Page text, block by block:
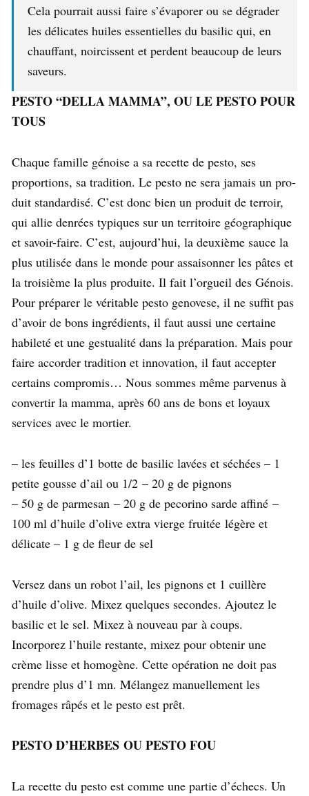
Cela pourrait aussi faire s’évaporer ou se dégrader
les délicates huiles essentielles du basilic qui, en
chauffant, noircissent et perdent beaucoup de leurs
saveurs.
PESTO “DELLA MAMMA”, OU LE PESTO POUR
TOUS
Chaque famille génoise a sa recette de pesto, ses
proportions, sa tradition. Le pesto ne sera jamais un pro-
duit standardisé. C’est donc bien un produit de terroir,
qui allie denrées typiques sur un territoire géographique
et savoir-faire. C’est, aujourd’hui, la deuxième sauce la
plus utilisée dans le monde pour assaisonner les pâtes et
la troisième la plus produite. Il fait l’orgueil des Génois.
Pour préparer le véritable pesto genovese, il ne suffit pas
d’avoir de bons ingrédients, il faut aussi une certaine
habileté et une gestualité dans la préparation. Mais pour
faire accorder tradition et innovation, il faut accepter
certains compromis… Nous sommes même parvenus à
convertir la mamma, après 60 ans de bons et loyaux
services avec le mortier.
– les feuilles d’1 botte de basilic lavées et séchées – 1
petite gousse d’ail ou 1/2 – 20 g de pignons
– 50 g de parmesan – 20 g de pecorino sarde affiné –
100 ml d’huile d’olive extra vierge fruitée légère et
délicate – 1 g de fleur de sel
Versez dans un robot l’ail, les pignons et 1 cuillère
d’huile d’olive. Mixez quelques secondes. Ajoutez le
basilic et le sel. Mixez à nouveau par à coups.
Incorporez l’huile restante, mixez pour obtenir une
crème lisse et homogène. Cette opération ne doit pas
prendre plus d’1 mn. Mélangez manuellement les
fromages râpés et le pesto est prêt.
PESTO D’HERBES OU PESTO FOU
La recette du pesto est comme une partie d’échecs. Un